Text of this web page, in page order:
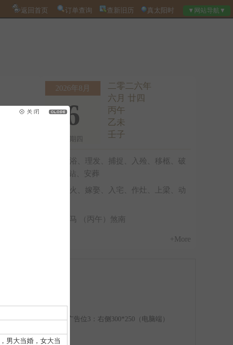
返回首页 订单查询 查新旧历 真太阳时
男大当婚，女大当
2026年8月
6
星期四
二零二六年
六月 廿四
丙午
乙未
壬子
沐浴、理发、捕捉、入殓、移柩、破
土、启钻、安葬
出火、嫁娶、入宅、作灶、上梁、动
冲马 （丙午）煞南
+More
广告位3：右侧300*250（电脑端）